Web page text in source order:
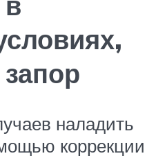
наладить
коррекции